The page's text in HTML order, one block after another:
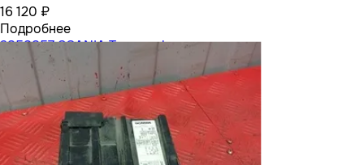
16 120 ₽
Подробнее
2858857 SCANIA Тахограф